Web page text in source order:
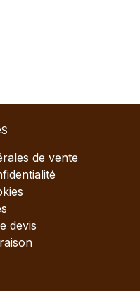
de vente
devis